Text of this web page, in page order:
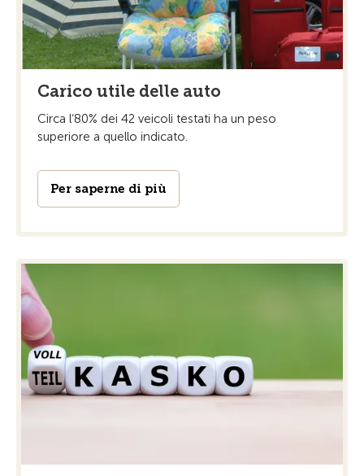
Carico utile delle auto
Circa l‘80% dei 42 veicoli testati ha un peso
superiore a quello indicato.
Per saperne di più